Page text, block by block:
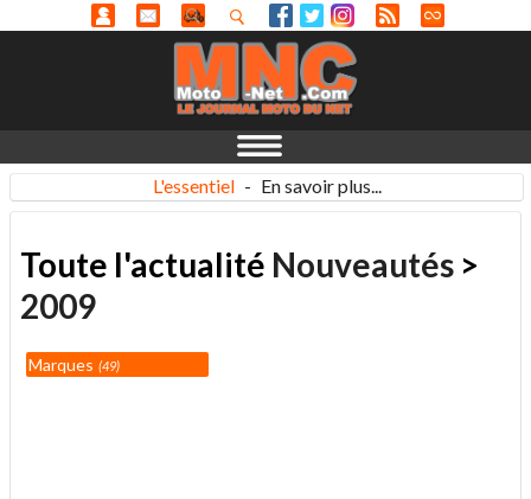
L'essentiel - En savoir plus...
Toute l'actualité Nouveautés >
2009
Marques 49